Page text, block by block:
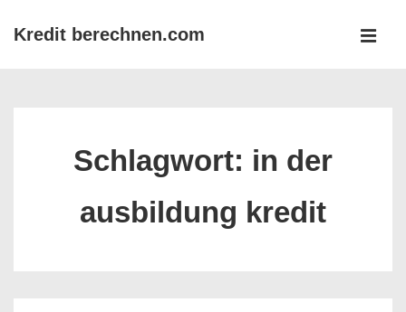
ZumKredit berechnen.com
Schlagwort: in der
ausbildung kredit